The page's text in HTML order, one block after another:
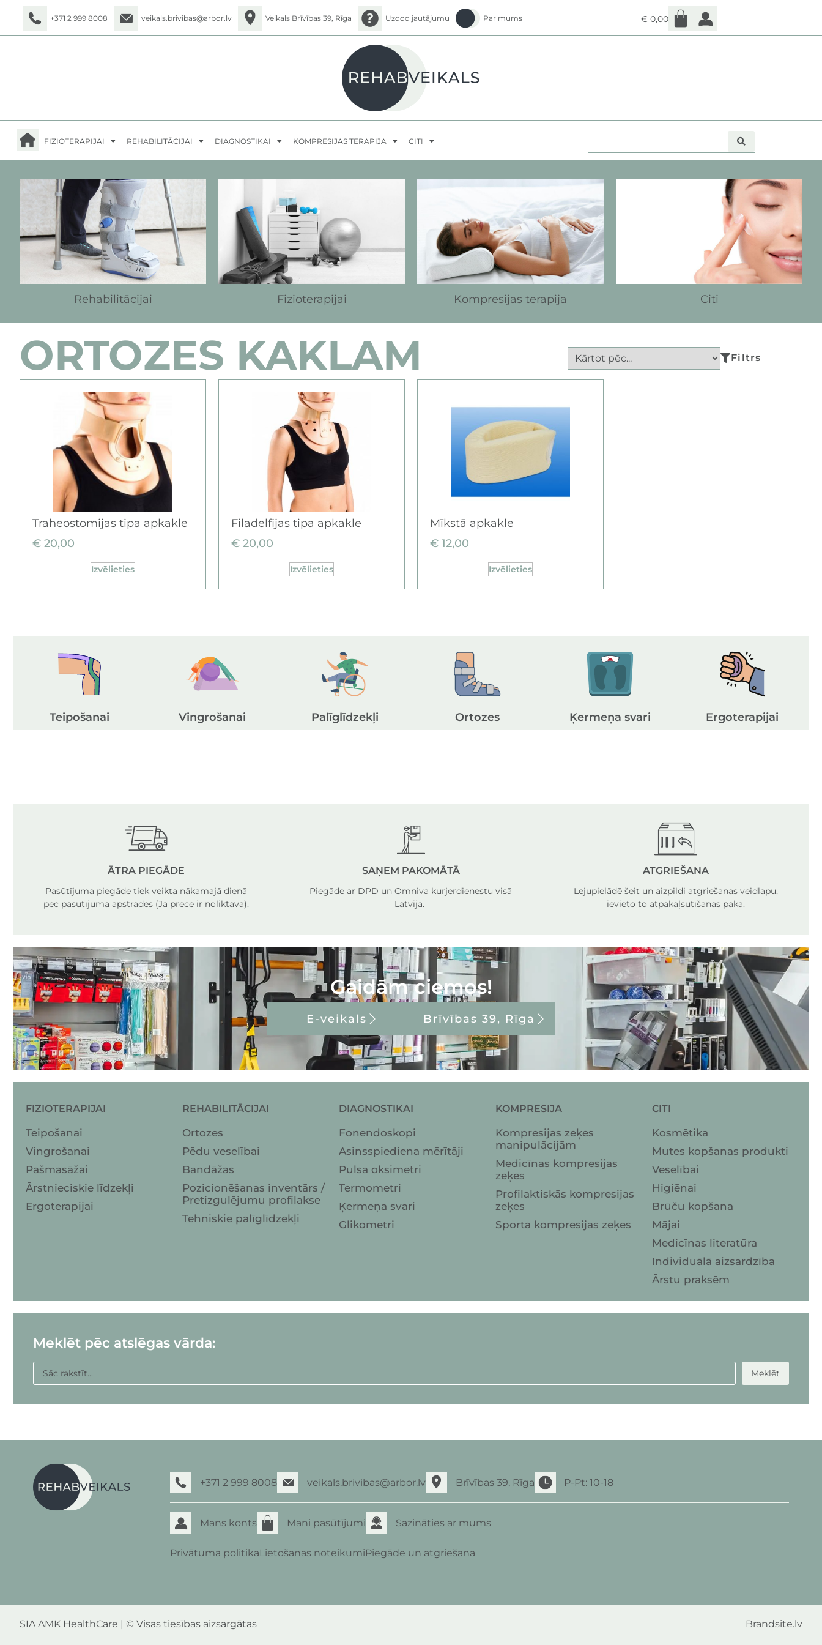
+371 2 999 8008 veikals.brivibas@arbor.lv Veikals Brīvības 39, Rīga Uzdod jautājumu Par mums € 0,00
FIZIOTERAPIJAI REHABILITĀCIJAI DIAGNOSTIKAI KOMPRESIJAS TERAPIJA CITI
Rehabilitācijai Fizioterapijai Kompresijas terapija Citi
ORTOZES KAKLAM Filtrs
Traheostomijas tipa apkakle
€ 20,00
Izvēlieties
Filadelfijas tipa apkakle
€ 20,00
Izvēlieties
Mīkstā apkakle
€ 12,00
Izvēlieties
Teipošanai Vingrošanai Palīglīdzekļi Ortozes Ķermeņa svari Ergoterapijai
ĀTRA PIEGĀDE
Pasūtījuma piegāde tiek veikta nākamajā dienā
pēc pasūtījuma apstrādes (Ja prece ir noliktavā).
SAŅEM PAKOMĀTĀ
Piegāde ar DPD un Omniva kurjerdienestu visā
Latvijā.
ATGRIEŠANA
Lejupielādēšeit un aizpildi atgriešanas veidlapu,
ievieto to atpakaļsūtīšanas pakā.
Gaidām ciemos!
E-veikals Brīvības 39, Rīga
FIZIOTERAPIJAI
Teipošanai
Vingrošanai
Pašmasāžai
Ārstnieciskie līdzekļi
Ergoterapijai
REHABILITĀCIJAI
Ortozes
Pēdu veselībai
Bandāžas
Pozicionēšanas inventārs /
Pretizgulējumu profilakse
Tehniskie palīglīdzekļi
DIAGNOSTIKAI
Fonendoskopi
Asinsspiediena mērītāji
Pulsa oksimetri
Termometri
Ķermeņa svari
Glikometri
KOMPRESIJA
Kompresijas zeķes
manipulācijām
Medicīnas kompresijas
zeķes
Profilaktiskās kompresijas
zeķes
Sporta kompresijas zeķes
CITI
Kosmētika
Mutes kopšanas produkti
Veselībai
Higiēnai
Brūču kopšana
Mājai
Medicīnas literatūra
Individuālā aizsardzība
Ārstu praksēm
Meklēt pēc atslēgas vārda:
Meklēt
+371 2 999 8008 veikals.brivibas@arbor.lv Brīvības 39, Rīga P-Pt: 10-18
Mans konts Mani pasūtījumi Sazināties ar mums
Privātuma politikaLietošanas noteikumiPiegāde un atgriešana
SIA AMK HealthCare | © Visas tiesības aizsargātas Brandsite.lv